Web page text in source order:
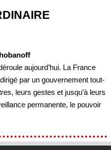
aujourd’hui. La France
par un gouvernement tout-
leurs gestes et jusqu’à leurs
permanente, le pouvoir